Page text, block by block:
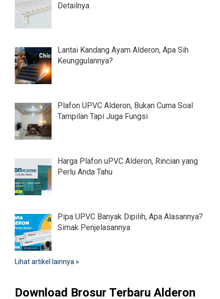
Detailnya
Lantai Kandang Ayam Alderon, Apa Sih
Keunggulannya?
Plafon UPVC Alderon, Bukan Cuma Soal
Tampilan Tapi Juga Fungsi
Harga Plafon uPVC Alderon, Rincian yang
Perlu Anda Tahu
Pipa UPVC Banyak Dipilih, Apa Alasannya?
Simak Penjelasannya
Lihat artikel lainnya »
Download Brosur Terbaru Alderon